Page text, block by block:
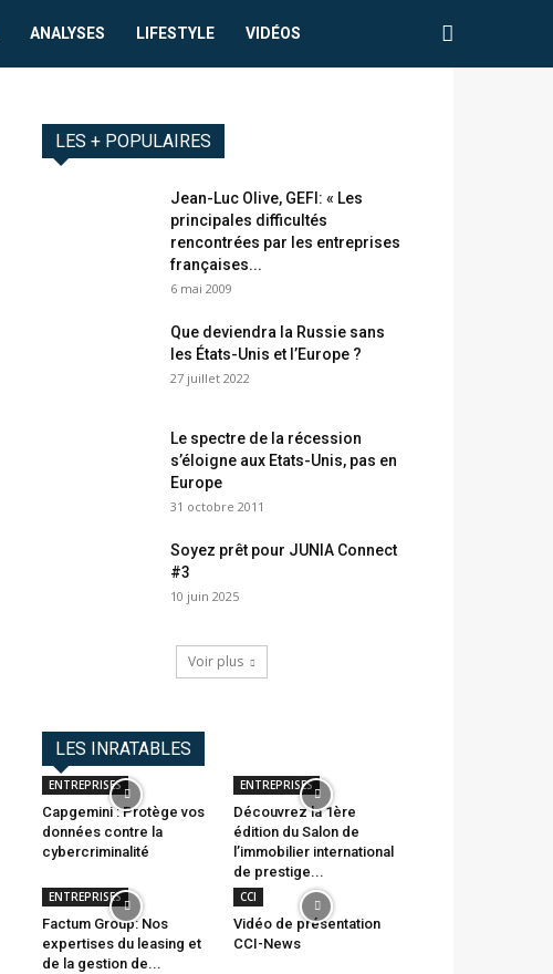
ANALYSES LIFESTYLE VIDÉOS
LES + POPULAIRES
Jean-Luc Olive, GEFI: « Les
principales difficultés
rencontrées par les entreprises
françaises...
6 mai 2009
Que deviendra la Russie sans
les États-Unis et l’Europe ?
27 juillet 2022
Le spectre de la récession
s’éloigne aux Etats-Unis, pas en
Europe
31 octobre 2011
Soyez prêt pour JUNIA Connect
#3
10 juin 2025
Voir plus
LES INRATABLES
ENTREPRISES
Capgemini : Protège vos
données contre la
cybercriminalité
ENTREPRISES
Découvrez la 1ère
édition du Salon de
l’immobilier international
de prestige...
ENTREPRISES
Factum Group: Nos
expertises du leasing et
de la gestion de...
CCI
Vidéo de présentation
CCI-News